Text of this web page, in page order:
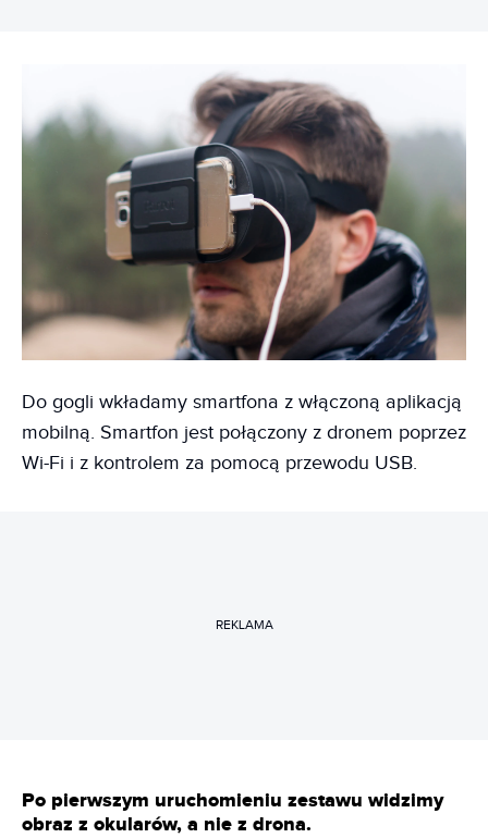
Do gogli wkładamy smartfona z włączoną aplikacją
mobilną. Smartfon jest połączony z dronem poprzez
Wi-Fi i z kontrolem za pomocą przewodu USB.
REKLAMA
Po pierwszym uruchomieniu zestawu widzimy
obraz z okularów, a nie z drona.